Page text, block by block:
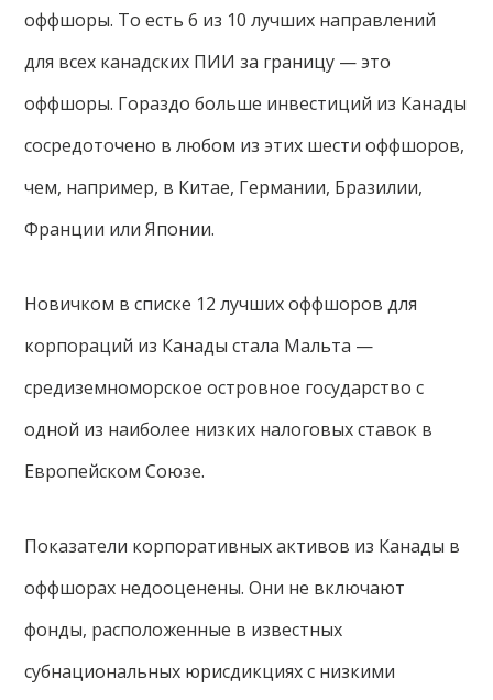
оффшоры. То есть 6 из 10 лучших направлений
для всех канадских ПИИ за границу — это
оффшоры. Гораздо больше инвестиций из Канады
сосредоточено в любом из этих шести оффшоров,
чем, например, в Китае, Германии, Бразилии,
Франции или Японии.
Новичком в списке 12 лучших оффшоров для
корпораций из Канады стала Мальта —
средиземноморское островное государство с
одной из наиболее низких налоговых ставок в
Европейском Союзе.
Показатели корпоративных активов из Канады в
оффшорах недооценены. Они не включают
фонды, расположенные в известных
субнациональных юрисдикциях с низкими